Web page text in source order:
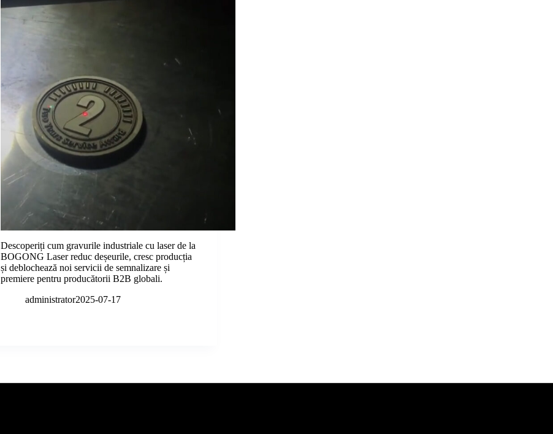
Descoperiți cum gravurile industriale cu laser de la
BOGONG Laser reduc deșeurile, cresc producția
și deblochează noi servicii de semnalizare și
premiere pentru producătorii B2B globali.
administrator2025-07-17